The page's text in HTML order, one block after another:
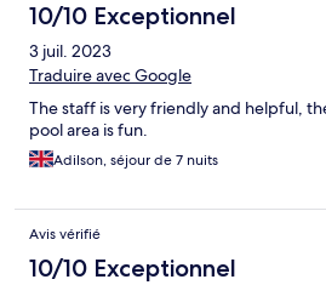
10/10 Exceptionnel
3 juil. 2023
Traduire avec Google
The staff is very friendly and helpful,
pool area is fun.
Adilson, séjour de 7 nuits
Avis vérifié
10/10 Exceptionnel